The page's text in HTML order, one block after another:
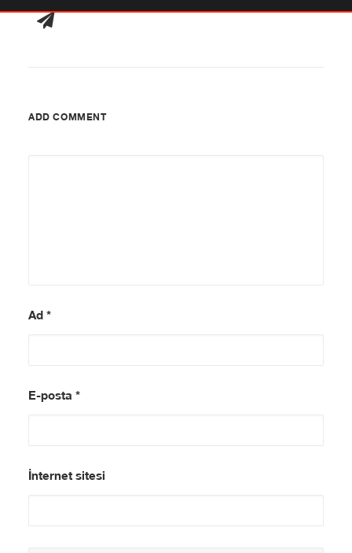
ADD COMMENT
Ad *
E-posta *
İnternet sitesi